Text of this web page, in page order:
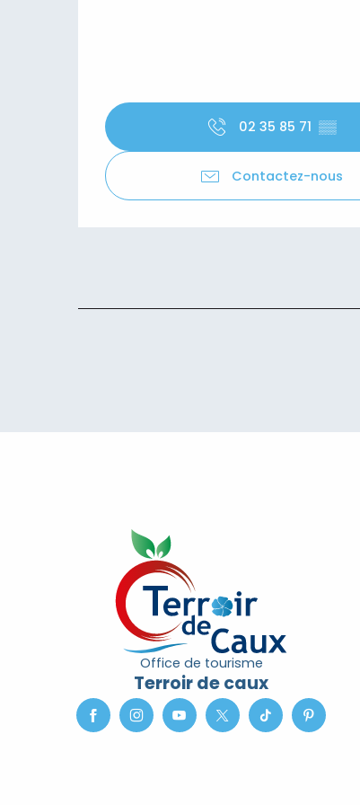
02 35 85 71 ▒▒
Contactez-nous
Office de tourisme
Terroir de caux